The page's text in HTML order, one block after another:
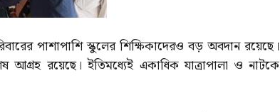
পাশাপাশি স্কুলের শিক্ষিকাদেরও বড় অবদান রয়েছে।
রয়েছে। ইতিমধ্যেই একাধিক যাত্রাপালা ও নাটকে